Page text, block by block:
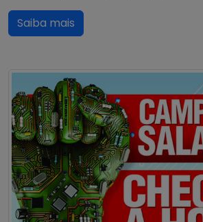
Saiba mais